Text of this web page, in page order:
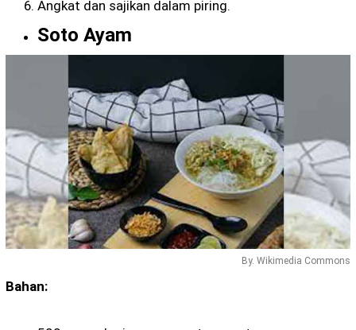
Angkat dan sajikan dalam piring.
Soto Ayam
By. Wikimedia Commons
Bahan: